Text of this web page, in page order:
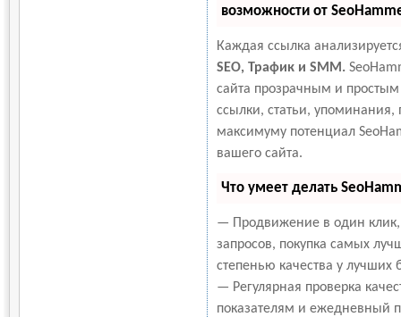
возможности от
Каждая ссылка
SEO, Трафик и SMM.
сайта прозрачным и
ссылки, статьи, упоминания,
максимуму потенциал
вашего сайта.
Что умеет делать
— Продвижение в один клик,
запросов, покупка самых
степенью качества у лучших
— Регулярная проверка
показателям и ежедневный